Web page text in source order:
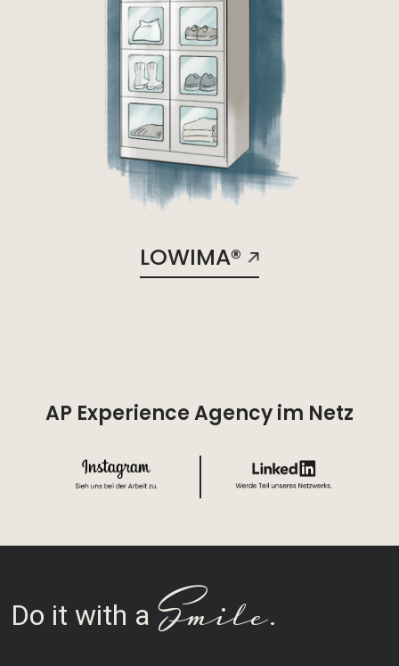
LOWIMA®
AP Experience Agency im Netz
Do it with a Smile.